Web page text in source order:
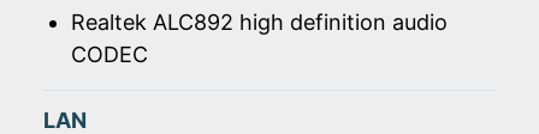
Realtek ALC892 high definition audio
CODEC
LAN